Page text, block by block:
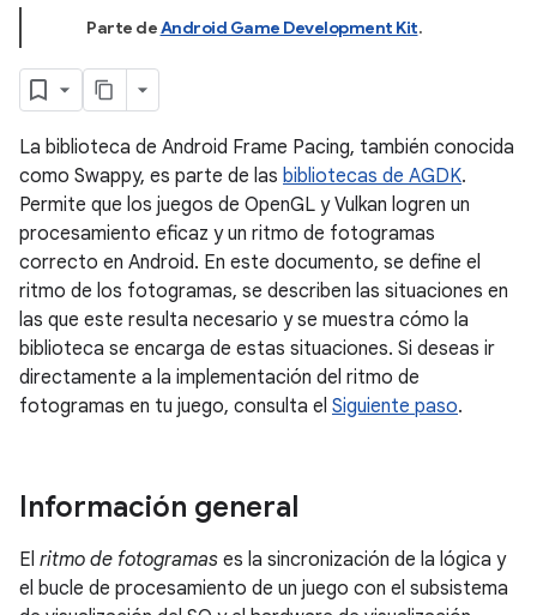
Parte deAndroid Game Development Kit.
La biblioteca de Android Frame Pacing, también conocida
como Swappy, es parte de las bibliotecas de AGDK.
Permite que los juegos de OpenGL y Vulkan logren un
procesamiento eficaz y un ritmo de fotogramas
correcto en Android. En este documento, se define el
ritmo de los fotogramas, se describen las situaciones en
las que este resulta necesario y se muestra cómo la
biblioteca se encarga de estas situaciones. Si deseas ir
directamente a la implementación del ritmo de
fotogramas en tu juego, consulta el Siguiente paso.
Información general
El ritmo de fotogramas es la sincronización de la lógica y
el bucle de procesamiento de un juego con el subsistema